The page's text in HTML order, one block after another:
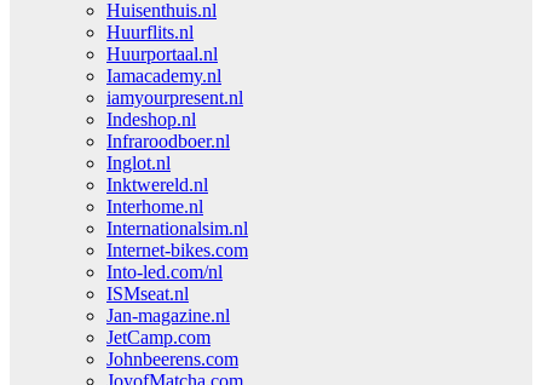
Huisenthuis.nl
Huurflits.nl
Huurportaal.nl
Iamacademy.nl
iamyourpresent.nl
Indeshop.nl
Infraroodboer.nl
Inglot.nl
Inktwereld.nl
Interhome.nl
Internationalsim.nl
Internet-bikes.com
Into-led.com/nl
ISMseat.nl
Jan-magazine.nl
JetCamp.com
Johnbeerens.com
JoyofMatcha.com